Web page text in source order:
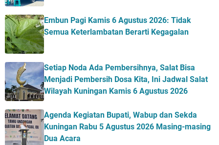
Embun Pagi Kamis 6 Agustus 2026: Tidak
Semua Keterlambatan Berarti Kegagalan
Setiap Noda Ada Pembersihnya, Salat Bisa
Menjadi Pembersih Dosa Kita, Ini Jadwal Salat
Wilayah Kuningan Kamis 6 Agustus 2026
Agenda Kegiatan Bupati, Wabup dan Sekda
Kuningan Rabu 5 Agustus 2026 Masing-masing
Dua Acara